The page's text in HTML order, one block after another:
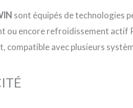
sont équipés de technologies
ou encore refroidissement
compatible avec plusieurs